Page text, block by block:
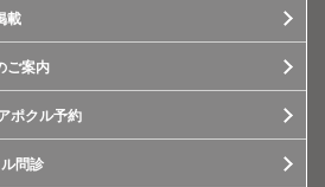
載
ご案内
ポクル予約
問診